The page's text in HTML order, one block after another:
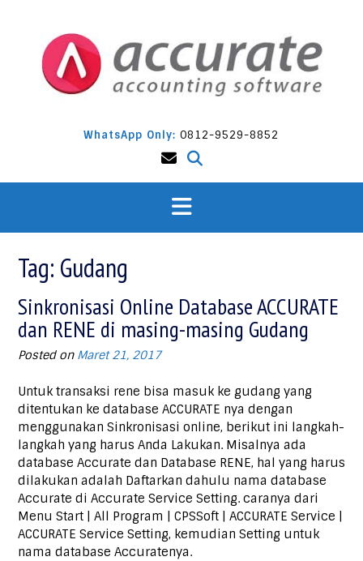
WhatsApp Only: 0812-9529-8852
Tag: Gudang
Sinkronisasi Online Database ACCURATE
dan RENE di masing-masing Gudang
Posted on Maret 21, 2017
Untuk transaksi rene bisa masuk ke gudang yang
ditentukan ke database ACCURATE nya dengan
menggunakan Sinkronisasi online, berikut ini langkah-
langkah yang harus Anda Lakukan. Misalnya ada
database Accurate dan Database RENE, hal yang harus
dilakukan adalah Daftarkan dahulu nama database
Accurate di Accurate Service Setting. caranya dari
Menu Start | All Program | CPSSoft | ACCURATE Service |
ACCURATE Service Setting, kemudian Setting untuk
nama database Accuratenya.